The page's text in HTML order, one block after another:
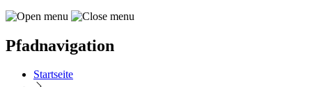
Pfadnavigation
Startseite